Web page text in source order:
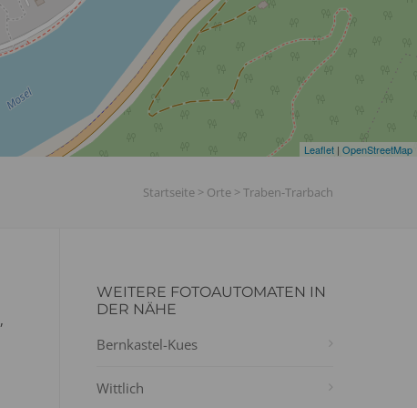
Leaflet | OpenStreetMap
Startseite > Orte > Traben-Trarbach
,
WEITERE FOTOAUTOMATEN IN
DER NÄHE
Bernkastel-Kues
Wittlich